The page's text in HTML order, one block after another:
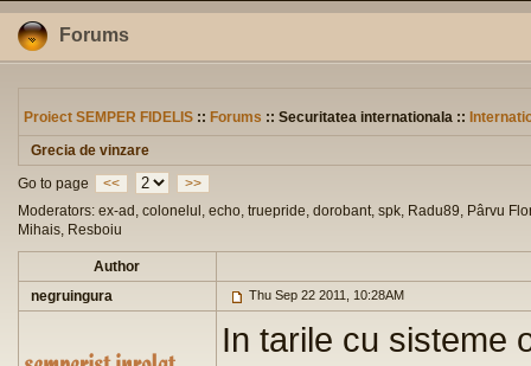
Forums
Proiect SEMPER FIDELIS :: Forums :: Securitatea internationala ::
Grecia de vinzare
Go to page
<<
>>
Moderators: ex-ad, colonelul, echo, truepride, dorobant, spk, Radu89, Pârvu
Mihais, Resboiu
Author
negruingura
Thu Sep 22 2011, 10:28AM
In tarile cu sisteme